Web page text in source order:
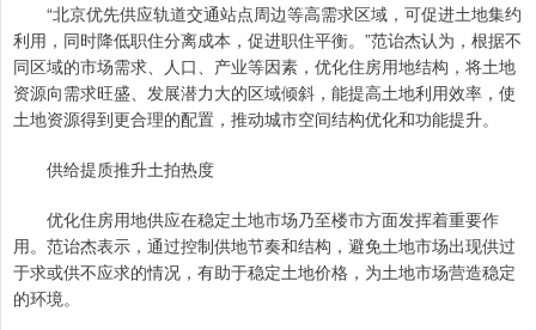
“北京优先供应轨道交通站点周边等高需求区域，可促进土地集约
利用，同时降低职住分离成本，促进职住平衡。”范诒杰认为，根据不
同区域的市场需求、人口、产业等因素，优化住房用地结构，将土地
资源向需求旺盛、发展潜力大的区域倾斜，能提高土地利用效率，使
土地资源得到更合理的配置，推动城市空间结构优化和功能提升。
供给提质推升土拍热度
优化住房用地供应在稳定土地市场乃至楼市方面发挥着重要作
用。范诒杰表示，通过控制供地节奏和结构，避免土地市场出现供过
于求或供不应求的情况，有助于稳定土地价格，为土地市场营造稳定
的环境。